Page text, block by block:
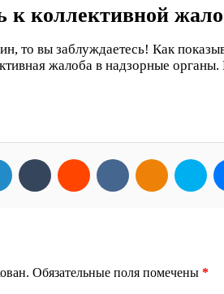
к коллективной
то вы заблуждаетесь! Как
жалоба в надзорные
LinkedIn Tumblr Reddit Вконтакте
Обязательные поля помечены *